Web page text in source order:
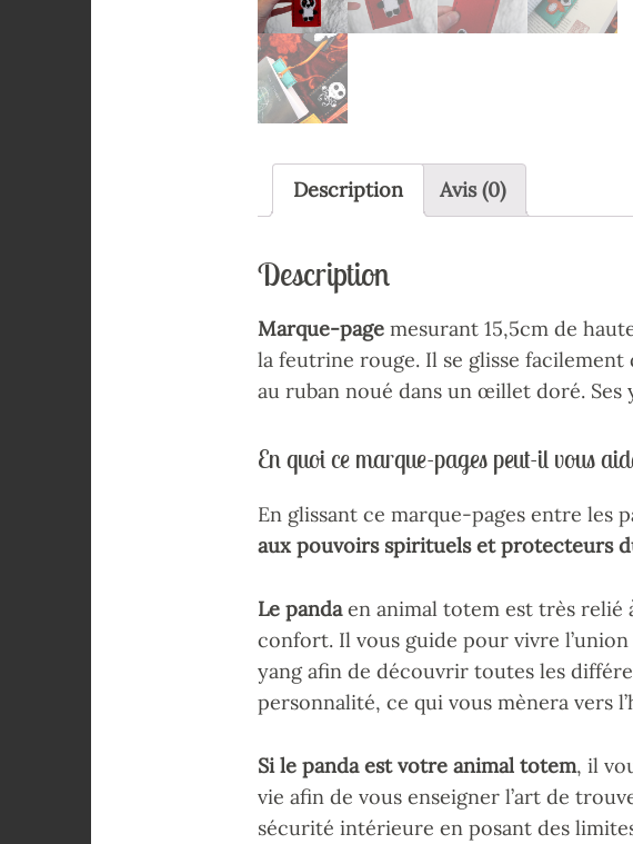
Description Avis (0)
Description
Marque-page mesurant 15,5cm de
la feutrine rouge. Il se glisse
au ruban noué dans un œillet doré. Ses
En quoi ce marque-pages peut-il vous
En glissant ce marque-pages entre les
aux pouvoirs spirituels et protecteurs
Le pandaen animal totem est très relié
confort. Il vous guide pour vivre
yang afin de découvrir toutes les
personnalité, ce qui vous mènera vers
Si le panda est votre animal totem, il
vie afin de vous enseigner l’art de
sécurité intérieure en posant des